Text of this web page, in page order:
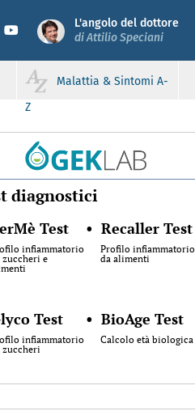
L'angolo del dottore
di Attilio Speciani
Malattia & Sintomi A-
Z
diagnostici
Test
infiammatorio
zuccheri e
• Recaller Test
Profilo infiammatorio
da alimenti
Test
infiammatorio
zuccheri
• BioAge Test
Calcolo età biologica